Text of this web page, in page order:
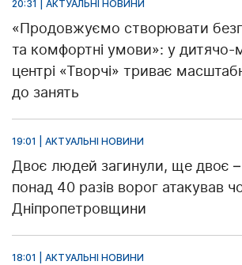
20:31 | АКТУАЛЬНІ НОВИНИ
«Продовжуємо створювати
та комфортні умови»: у
центрі «Творчі» триває
до занять
19:01 | АКТУАЛЬНІ НОВИНИ
Двоє людей загинули, ще двоє –
понад 40 разів ворог атакував
Дніпропетровщини
18:01 | АКТУАЛЬНІ НОВИНИ